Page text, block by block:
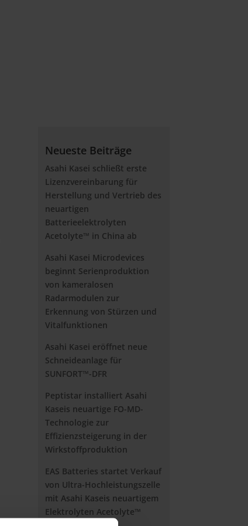
Neueste Beiträge
Asahi Kasei schließt erste
Lizenzvereinbarung für
Herstellung und Vertrieb des
neuartigen
Batterieelektrolyten
Acetolyte™ in China ab
Asahi Kasei Microdevices
beginnt Serienproduktion
von kameralosen
Radarmodulen zur
Erkennung von Stürzen und
Vitalfunktionen
Asahi Kasei eröffnet neue
Schneideanlage für
SUNFORT™-DFR
Peptistar installiert Asahi
Kaseis neuartige FO-MD-
Technologie zur
Effizienzsteigerung in der
Wirkstoffproduktion
EAS Batteries startet Verkauf
von Ultra-Hochleistungszelle
mit Asahi Kaseis neuartigem
Elektrolyten Acetolyte™